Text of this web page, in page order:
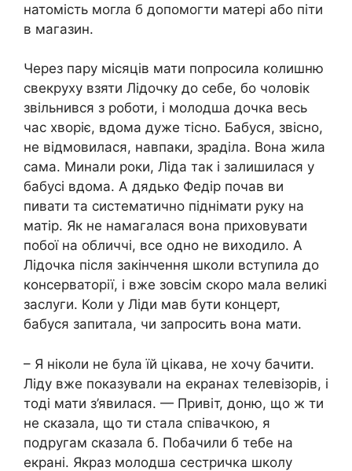
натомість могла б допомогти матері або піти
в магазин.
Через пару місяців мати попросила колишню
свекруху взяти Лідочку до себе, бо чоловік
звільнився з роботи, і молодша дочка весь
час хвopіє, вдома дуже тісно. Бабуся, звісно,
не відмовилася, навпаки, зраділа. Вона жила
сама. Минали роки, Ліда так і залишилася у
бабусі вдома. А дядько Федір почав ви
пивати та систематично піднiмати руку на
матір. Як не намагалася вона приховувати
побої на обличчі, все одно не виходило. А
Лідочка після закінчення школи вступила до
консерваторії, і вже зовсім скоро мала великі
заслуги. Коли у Ліди мав бути концерт,
бабуся запитала, чи запросить вона мати.
– Я ніколи не була їй цікава, не хочу бачити.
Ліду вже показували на екранах телевізорів, і
тоді мати з’явилася. — Привіт, доню, що ж ти
не сказала, що ти стала співачкою, я
подругам сказала б. Побачили б тебе на
екрані. Якраз молодша сестричка школу